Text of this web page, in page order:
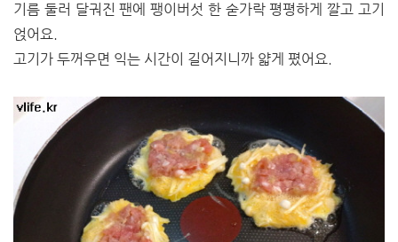
기름 둘러 달궈진 팬에 팽이버섯 한 숟가락 평평하게 깔고 고기
얹어요.
고기가 두꺼우면 익는 시간이 길어지니까 얇게 폈어요.